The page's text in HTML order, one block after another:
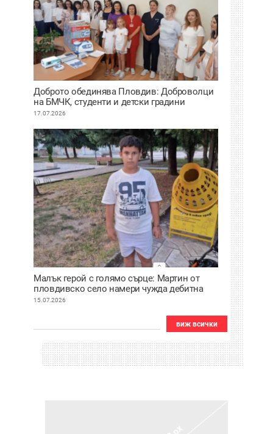
Доброто обединява Пловдив: Доброволци
на БМЧК, студенти и детски градини
осигуриха нова апаратура за детската
17.07.2026
Малък герой с голямо сърце: Мартин от
пловдивско село намери чужда дебитна
карта и веднага я върна
15.07.2026
виж всички